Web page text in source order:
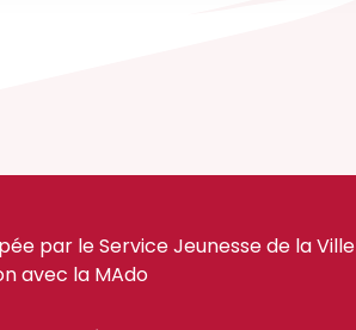
par le Service Jeunesse de la Ville
avec la MAdo